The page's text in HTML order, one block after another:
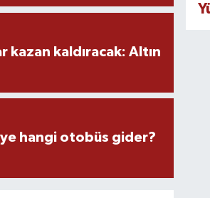
kazan kaldıracak: Altın
hangi otobüs gider?